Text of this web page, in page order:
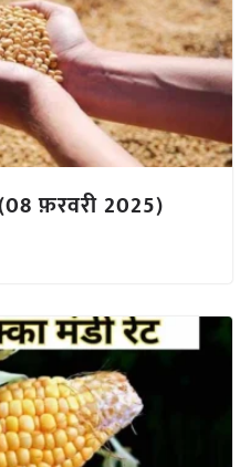
फ़रवरी 2025)